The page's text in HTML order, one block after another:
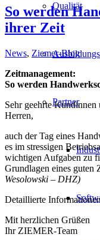
Qualität
Partner
So werden
ihrer Zeit
News, Ziemer-Blog
Zeitmanagement:
So werden
Sehr geehrte
Herren,
auch der Tag eines
es im stressigen
wichtigen Aufgaben zu
Grundlagen eines guten
Wesolowski – DHZ)
Detaillierte
Mit herzlichen Grüßen
Ihr ZIEMER-Team